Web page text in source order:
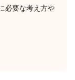
必要な考え方や